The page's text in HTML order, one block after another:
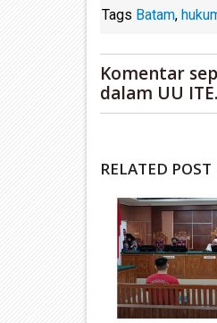
Tags Batam,
Komentar
dalam UU
RELATED POST